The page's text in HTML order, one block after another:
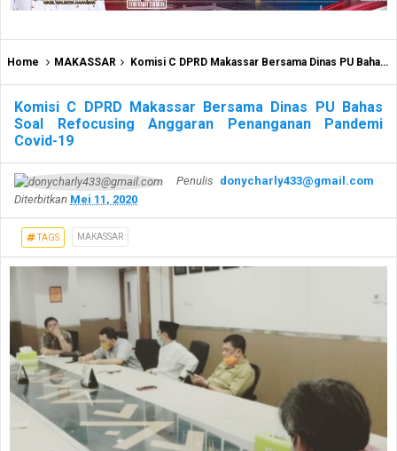
Home MAKASSAR Komisi C DPRD Makassar Bersama Dinas PU Bahas Soal Refocusing Anggaran Penanganan Pandemi Covid-19
Komisi C DPRD Makassar Bersama Dinas PU Bahas
Soal Refocusing Anggaran Penanganan Pandemi
Covid-19
Penulis donycharly433@gmail.com
Diterbitkan Mei 11, 2020
TAGS MAKASSAR